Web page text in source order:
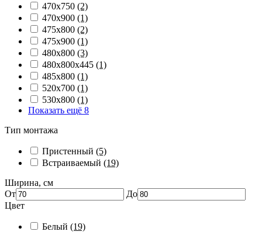
470х750 (2)
470х900 (1)
475х800 (2)
475х900 (1)
480х800 (3)
480х800х445 (1)
485х800 (1)
520х700 (1)
530х800 (1)
Показать ещё 8
Тип монтажа
Пристенный (5)
Встраиваемый (19)
Ширина, см
От
До
Цвет
Белый (19)